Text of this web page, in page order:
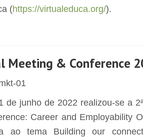
(https://virtualeduca.org/).
Meeting & Conference
de junho de 2022 realizou-se a
Career and Employability
ao tema Building our